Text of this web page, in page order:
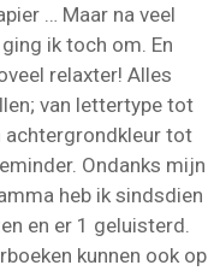
… Maar na veel
ik toch om. En
relaxter! Alles
van lettertype tot
achtergrondkleur tot
Ondanks mijn
heb ik sindsdien
en er 1 geluisterd.
kunnen ook op